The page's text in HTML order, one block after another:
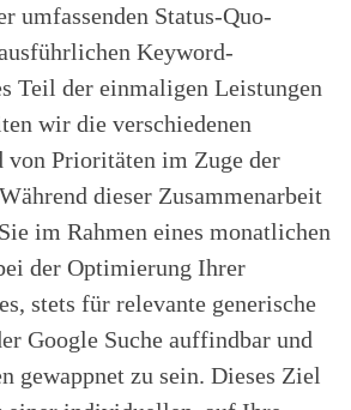
umfassenden Status-Quo-
Keyword-
Teil der einmaligen Leistungen
wir die verschiedenen
von Prioritäten im Zuge der
dieser Zusammenarbeit
im Rahmen eines monatlichen
der Optimierung Ihrer
stets für relevante generische
Google Suche auffindbar und
gewappnet zu sein. Dieses Ziel